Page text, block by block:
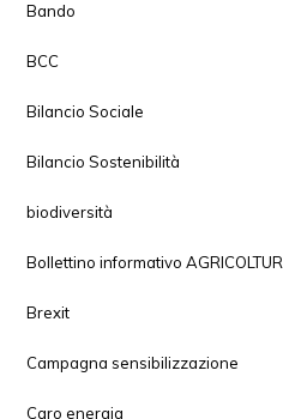
Bando
BCC
Bilancio Sociale
Bilancio Sostenibilità
biodiversità
Bollettino informativo
Brexit
Campagna sensibilizzazione
Caro energia